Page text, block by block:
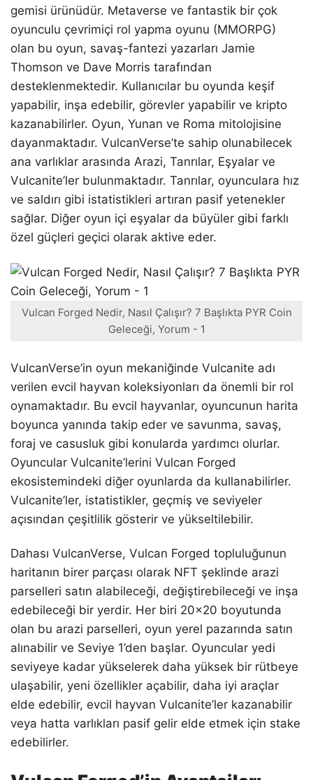
gemisi ürünüdür. Metaverse ve fantastik bir çok
oyunculu çevrimiçi rol yapma oyunu (MMORPG)
olan bu oyun, savaş-fantezi yazarları Jamie
Thomson ve Dave Morris tarafından
desteklenmektedir. Kullanıcılar bu oyunda keşif
yapabilir, inşa edebilir, görevler yapabilir ve kripto
kazanabilirler. Oyun, Yunan ve Roma mitolojisine
dayanmaktadır. VulcanVerse’te sahip olunabilecek
ana varlıklar arasında Arazi, Tanrılar, Eşyalar ve
Vulcanite’ler bulunmaktadır. Tanrılar, oyunculara hız
ve saldırı gibi istatistikleri artıran pasif yetenekler
sağlar. Diğer oyun içi eşyalar da büyüler gibi farklı
özel güçleri geçici olarak aktive eder.
Vulcan Forged Nedir, Nasıl Çalışır? 7 Başlıkta PYR Coin
Geleceği, Yorum - 1
VulcanVerse’in oyun mekaniğinde Vulcanite adı
verilen evcil hayvan koleksiyonları da önemli bir rol
oynamaktadır. Bu evcil hayvanlar, oyuncunun harita
boyunca yanında takip eder ve savunma, savaş,
foraj ve casusluk gibi konularda yardımcı olurlar.
Oyuncular Vulcanite’lerini Vulcan Forged
ekosistemindeki diğer oyunlarda da kullanabilirler.
Vulcanite’ler, istatistikler, geçmiş ve seviyeler
açısından çeşitlilik gösterir ve yükseltilebilir.
Dahası VulcanVerse, Vulcan Forged topluluğunun
haritanın birer parçası olarak NFT şeklinde arazi
parselleri satın alabileceği, değiştirebileceği ve inşa
edebileceği bir yerdir. Her biri 20×20 boyutunda
olan bu arazi parselleri, oyun yerel pazarında satın
alınabilir ve Seviye 1’den başlar. Oyuncular yedi
seviyeye kadar yükselerek daha yüksek bir rütbeye
ulaşabilir, yeni özellikler açabilir, daha iyi araçlar
elde edebilir, evcil hayvan Vulcanite’ler kazanabilir
veya hatta varlıkları pasif gelir elde etmek için stake
edebilirler.